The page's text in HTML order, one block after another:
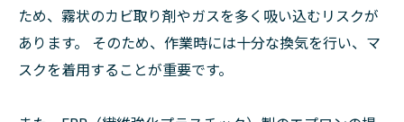
ため、霧状のカビ取り剤やガスを多く吸い込むリスクが
あります。 そのため、作業時には十分な換気を行い、マ
スクを着用することが重要です。